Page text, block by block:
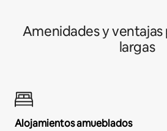
Amenidades y ventajas
largas
Alojamientos amueblados